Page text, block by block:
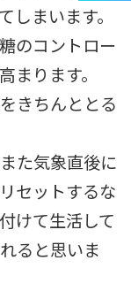
しまいます。
のコントロー
まります。
きちんととる
た気象直後に
セットするな
けて生活して
ると思いま